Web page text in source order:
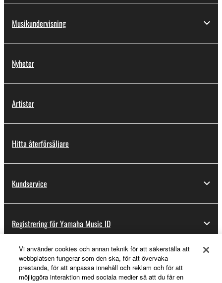
Musikundervisning
Nyheter
Artister
Hitta återförsäljare
Kundservice
Registrering för Yamaha Music ID
Om Yamaha
Vi använder cookies och annan teknik för att säkerställa att
webbplatsen fungerar som den ska, för att övervaka
prestanda, för att anpassa innehåll och reklam och för att
möjliggöra interaktion med sociala medier så att du får en